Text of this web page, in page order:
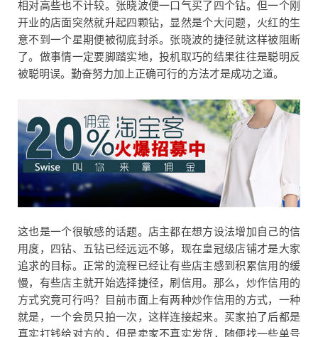
相对高些也不计较。张晓波便一口气买了四个钻。但一个刚
开业的店面突然就升起四颗钻，显然是个大问题，火红的生
意不到一个星期便被彻底封杀。张晓波的捷径就这样被阻断
了。做事情一定要脚踏实地，投机取巧的结果往往是聪明反
被聪明误。勤奋努力加上正确可行的方法才是成功之道。
这也是一个很敏感的话题。店主都在想方设法增加自己的信
用度，四钻、五钻已经远远不够，现在皇冠级店铺才是大家
追求的目标。正常的流程已经让有些店主感到积累信用的缓
慢，有些店主就开始选择捷径，刷信用。那么，炒作信用的
方式究竟可行吗？目前市面上有两种炒作信用的方式，一种
就是，一个会员只拍一次，这样连接起来。买家拍了后都是
真实打钱给对方的，但是卖家不真实发货，随便找一些单号